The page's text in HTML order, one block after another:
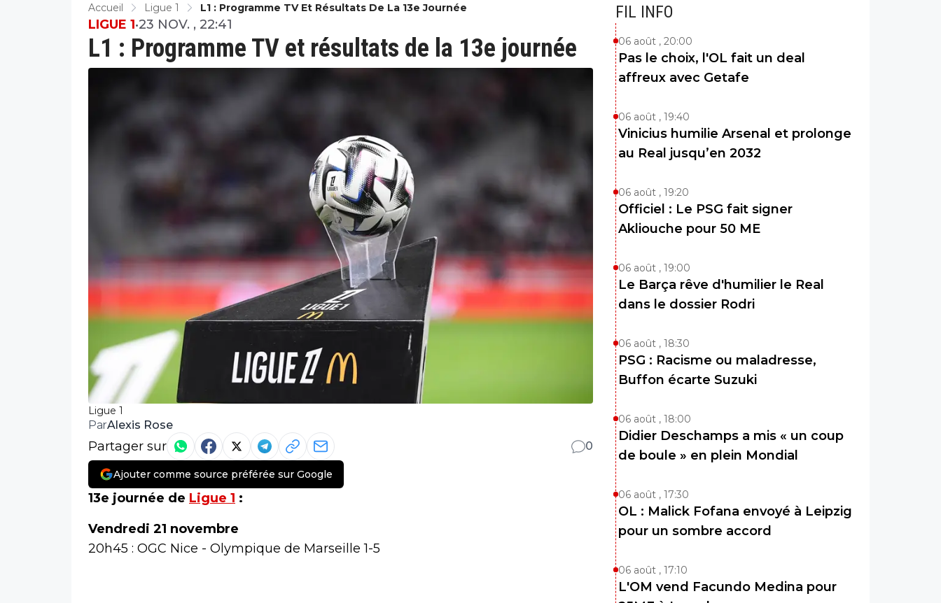
Accueil Ligue 1 L1 : Programme TV Et Résultats De La 13e Journée
Ligue 1
L1 : Programme TV et résultats de la 13e journée
LIGUE 1•23 NOV. , 22:41
ParAlexis Rose
Partager sur 0
Ajouter comme source préférée sur Google
13e journée de Ligue 1 :
Vendredi 21 novembre
20h45 : OGC Nice - Olympique de Marseille 1-5
FIL INFO
06 août , 20:00
Pas le choix, l'OL fait un deal
affreux avec Getafe
06 août , 19:40
Vinicius humilie Arsenal et prolonge
au Real jusqu’en 2032
06 août , 19:20
Officiel : Le PSG fait signer
Akliouche pour 50 ME
06 août , 19:00
Le Barça rêve d'humilier le Real
dans le dossier Rodri
06 août , 18:30
PSG : Racisme ou maladresse,
Buffon écarte Suzuki
06 août , 18:00
Didier Deschamps a mis « un coup
de boule » en plein Mondial
06 août , 17:30
OL : Malick Fofana envoyé à Leipzig
pour un sombre accord
06 août , 17:10
L'OM vend Facundo Medina pour